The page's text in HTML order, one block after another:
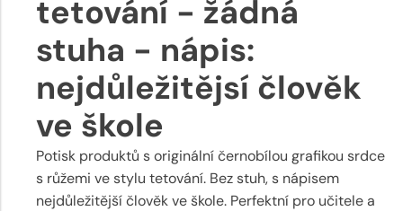
tetování - žádná
stuha - nápis:
nejdůležitějsí člověk
ve škole
Potisk produktů s originální černobílou grafikou srdce
s růžemi ve stylu tetování. Bez stuh, s nápisem
nejdůležitější člověk ve škole. Perfektní pro učitele a